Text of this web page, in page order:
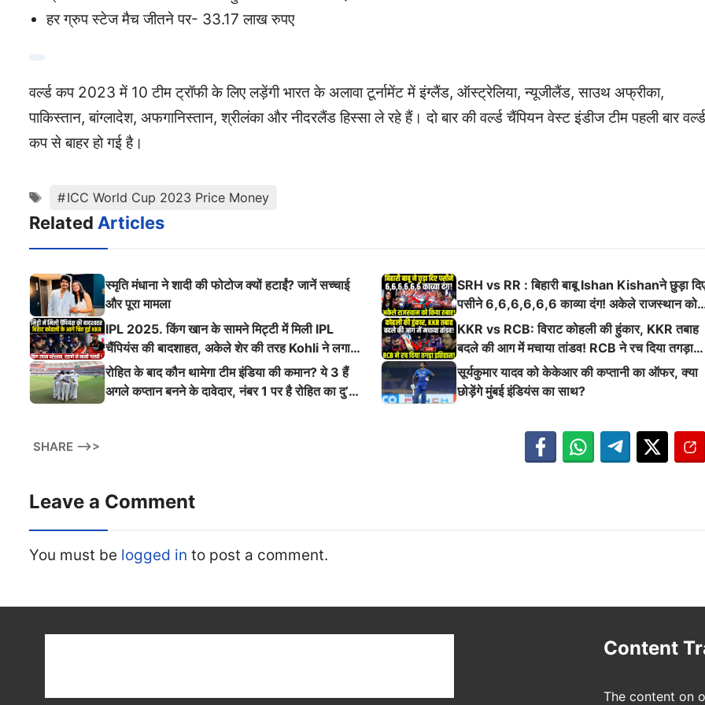
हर ग्रुप स्टेज मैच जीतने पर- 33.17 लाख रुपए
वर्ल्ड कप 2023 में 10 टीम ट्रॉफी के लिए लड़ेंगी भारत के अलावा टूर्नामेंट में इंग्लैंड, ऑस्ट्रेलिया, न्यूजीलैंड, साउथ अफ्रीका,
पाकिस्तान, बांग्लादेश, अफगानिस्तान, श्रीलंका और नीदरलैंड हिस्सा ले रहे हैं। दो बार की वर्ल्ड चैंपियन वेस्ट इंडीज टीम पहली बार वर्ल्ड
कप से बाहर हो गई है।
TagsICC World Cup 2023 Price Money
Related Articles
स्मृति मंधाना ने शादी की फोटोज क्यों हटाईं? जानें सच्चाई
और पूरा मामला
SRH vs RR : बिहारी बाबू Ishan Kishanने छुड़ा
पसीने 6,6,6,6,6,6 काव्या दंग! अकेले राजस्थान को
किया तबाह!
IPL 2025. किंग खान के सामने मिट्टी में मिली IPL
चैंपियंस की बादशाहत, अकेले शेर की तरह Kohli ने लगाई
ऐसी दहाड़
KKR vs RCB: विराट कोहली की हुंकार, KKR तबाह
बदले की आग में मचाया तांडव! RCB ने रच दिया तगड़ा
इतिहास
रोहित के बाद कौन थामेगा टीम इंडिया की कमान? ये 3 हैं
अगले कप्तान बनने के दावेदार, नंबर 1 पर है रोहित का दु’
सूर्यकुमार यादव को केकेआर की कप्तानी का ऑफर, क्या
छोड़ेंगे मुंबई इंडियंस का साथ?
SHARE -->>
Leave a Comment
You must be logged in to post a comment.
Content
The content on